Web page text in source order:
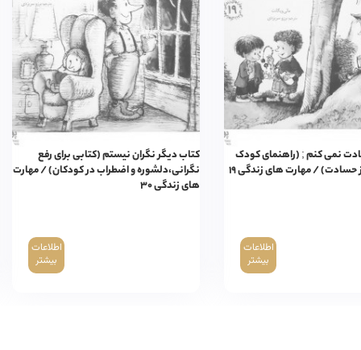
نمی کنم ; (راهنمای کودک
حسادت) / مهارت های زندگی ۱۹
اطلاعات
بیشتر
کتاب دیگر نگران نیستم (کتابی برای رفع
نگرانی،دلشوره و اضطراب در کودکان) / مهارت
های زندگی ۳۰
اطلاعات
بیشتر